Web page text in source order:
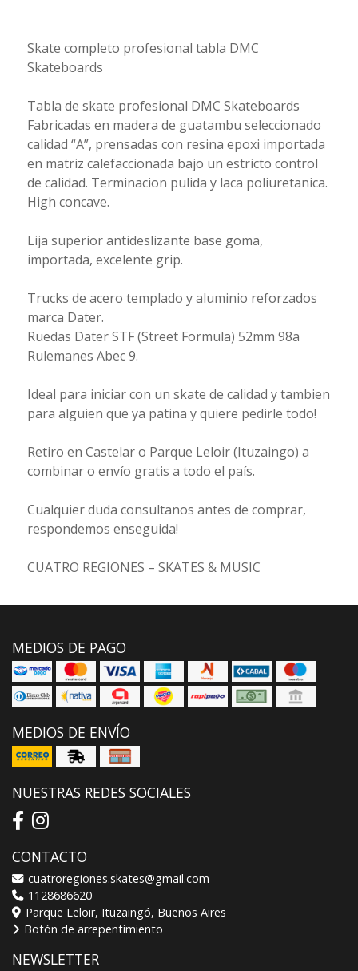
Skate completo profesional tabla DMC
Skateboards
Tabla de skate profesional DMC Skateboards
Fabricadas en madera de guatambu seleccionado
calidad “A”, prensadas con resina epoxi importada
en matriz calefaccionada bajo un estricto control
de calidad. Terminacion pulida y laca poliuretanica.
High concave.
Lija superior antideslizante base goma,
importada, excelente grip.
Trucks de acero templado y aluminio reforzados
marca Dater.
Ruedas Dater STF (Street Formula) 52mm 98a
Rulemanes Abec 9.
Ideal para iniciar con un skate de calidad y tambien
para alguien que ya patina y quiere pedirle todo!
Retiro en Castelar o Parque Leloir (Ituzaingo) a
combinar o envío gratis a todo el país.
Cualquier duda consultanos antes de comprar,
respondemos enseguida!
CUATRO REGIONES – SKATES & MUSIC
MEDIOS DE PAGO
MEDIOS DE ENVÍO
NUESTRAS REDES SOCIALES
CONTACTO
cuatroregiones.skates@gmail.com
1128686620
Parque Leloir, Ituzaingó, Buenos Aires
Botón de arrepentimiento
NEWSLETTER